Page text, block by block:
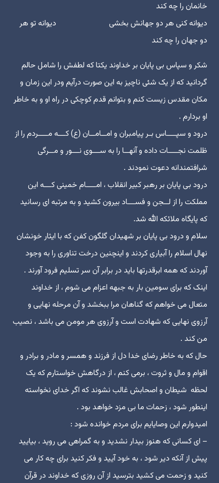
خانمان را چه کند
‏دیوانه کنى هر دو جهانش بخشى دیوانه تو هر
دو جهان را چه کند ‎
شکر و سپاس بى پایان بر خداوند یکتا که لطفش را شامل حالم
گردانید که از یک شئى ناچیز به این صورت درآیم ودر این زمان و
مکان مقدس زیست کنم و بتوانم قدم کوچکى در راه او و به خاطر
او بردارم .
درود و سپــــاس بـر پیامبران و امــامــان (ع) کـــه مــــردم را از
ظلمت نجــــات داده و آنهــا را به ســـوى نـــور و مــرگى
شرافتمندانه دعوت نمودند .
درود بى پایان بر رهبر کبیر انقلاب ، امــــام خمینى کـــه این
مملکت را از لــجن و فســـاد بیرون کشید و به مرتبه اى رسانید
که پایگاه ملائکه الله شد.
سلام و درود بى پایان بر شهیدان گلگون کفن که با ایثار خونشان
نهال اسلام را آبیارى کردند و اینچنین درخت تناورى را به وجود
آوردند که همه ابرقدرتها باید در برابر آن سر تسلیم فرود آورند .
اینک که براى سومین بار به جبهه اعزام مى شوم ، از خداوند
متعال مى خواهم که گناهان مرا ببخشد و آن مرحله نهایى و
آرزوى نهایى که شهادت است و آرزوى هر مومن مى باشد ، نصیب
من کند .
حال که به خاطر رضاى خدا دل از فرزند و همسر و مادر و برادر و
اقوام و مال و ثروت ، برمى کنم ، از درگاهش خواستارم که یک
لحظه شیطان و اصحابش غالب نشوند که اگر خداى نخواسته
اینطور شود ، زحمات ما بى مزد خواهد بود .
امیدوارم این وصایایم براى مردم خوانده شود :
– اى کسانى که هنوز بیدار نشدید و به گمراهى مى روید ، بیایید
پیش از آنکه دیر شود ، به خود آیید و فکر کنید براى چه کار مى
کنید و زحمت مى کشید بترسید از آن روزى که خداوند در قرآن